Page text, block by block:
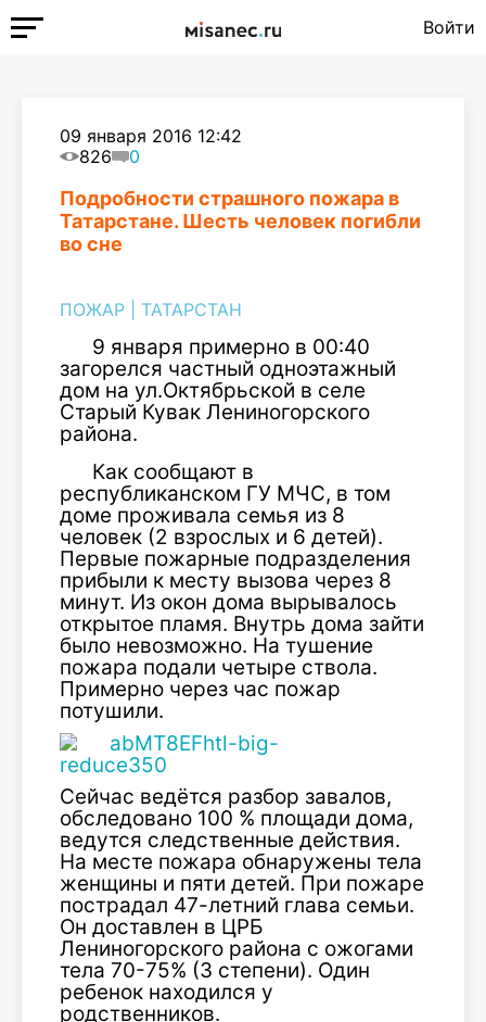
Войти
09 января 2016 12:42
826
0
Подробности страшного пожара в
Татарстане. Шесть человек погибли
во сне
ПОЖАР ТАТАРСТАН
9 января примерно в 00:40
загорелся частный одноэтажный
дом на ул.Октябрьской в селе
Старый Кувак Лениногорского
района.
Как сообщают в
республиканском ГУ МЧС, в том
доме проживала семья из 8
человек (2 взрослых и 6 детей).
Первые пожарные подразделения
прибыли к месту вызова через 8
минут. Из окон дома вырывалось
открытое пламя. Внутрь дома зайти
было невозможно. На тушение
пожара подали четыре ствола.
Примерно через час пожар
потушили.
Сейчас ведётся разбор завалов,
обследовано 100 % площади дома,
ведутся следственные действия.
На месте пожара обнаружены тела
женщины и пяти детей. При пожаре
пострадал 47-летний глава семьи.
Он доставлен в ЦРБ
Лениногорского района с ожогами
тела 70-75% (3 степени). Один
ребенок находился у
родственников.